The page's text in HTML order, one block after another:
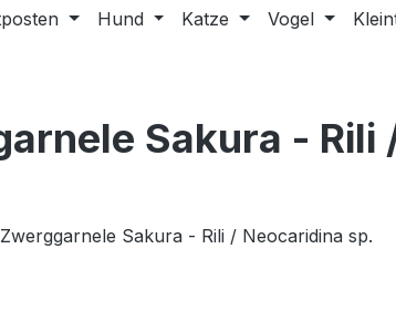
Hund Katze Vogel
Sakura - Rili